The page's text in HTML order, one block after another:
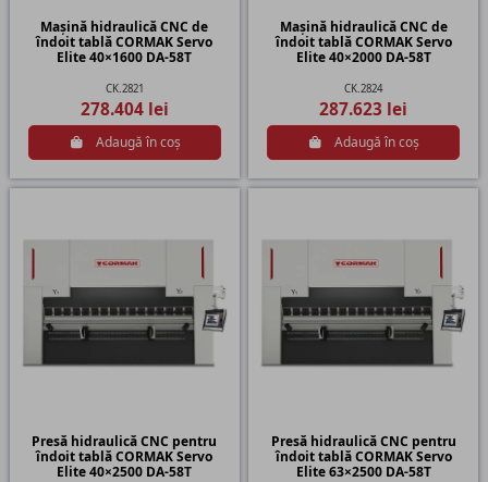
Mașină hidraulică CNC de
îndoit tablă CORMAK Servo
Elite 40×1600 DA-58T
CK.2821
278.404 lei
Adaugă în coș
Mașină hidraulică CNC de
îndoit tablă CORMAK Servo
Elite 40×2000 DA-58T
CK.2824
287.623 lei
Adaugă în coș
Presă hidraulică CNC pentru
îndoit tablă CORMAK Servo
Elite 40×2500 DA-58T
Presă hidraulică CNC pentru
îndoit tablă CORMAK Servo
Elite 63×2500 DA-58T